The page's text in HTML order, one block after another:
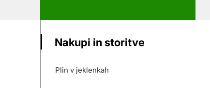
Nakupi in storitve
Plin v jeklenkah